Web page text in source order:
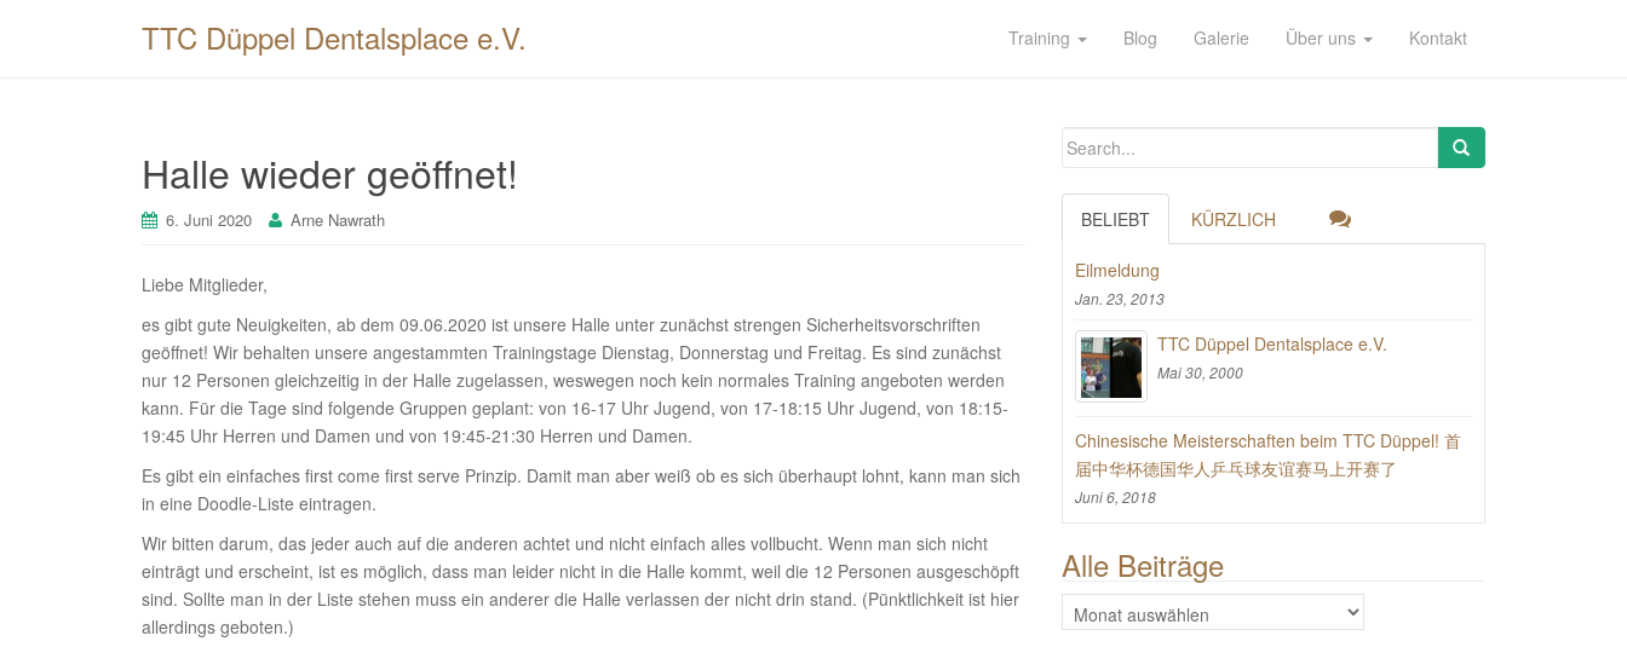
TTC Düppel Dentalsplace e.V. Training Blog Galerie Über uns Kontakt
Halle wieder geöffnet!
6. Juni 2020 Arne Nawrath
Liebe Mitglieder,
es gibt gute Neuigkeiten, ab dem 09.06.2020 ist unsere Halle unter zunächst strengen Sicherheitsvorschriften
geöffnet! Wir behalten unsere angestammten Trainingstage Dienstag, Donnerstag und Freitag. Es sind zunächst
nur 12 Personen gleichzeitig in der Halle zugelassen, weswegen noch kein normales Training angeboten werden
kann. Für die Tage sind folgende Gruppen geplant: von 16-17 Uhr Jugend, von 17-18:15 Uhr Jugend, von 18:15-
19:45 Uhr Herren und Damen und von 19:45-21:30 Herren und Damen.
Es gibt ein einfaches first come first serve Prinzip. Damit man aber weiß ob es sich überhaupt lohnt, kann man sich
in eine Doodle-Liste eintragen.
Wir bitten darum, das jeder auch auf die anderen achtet und nicht einfach alles vollbucht. Wenn man sich nicht
einträgt und erscheint, ist es möglich, dass man leider nicht in die Halle kommt, weil die 12 Personen ausgeschöpft
sind. Sollte man in der Liste stehen muss ein anderer die Halle verlassen der nicht drin stand. (Pünktlichkeit ist hier
allerdings geboten.)
BELIEBT KÜRZLICH
Eilmeldung
Jan. 23, 2013
TTC Düppel Dentalsplace e.V.
Mai 30, 2000
Chinesische Meisterschaften beim TTC Düppel! 首
届中华杯德国华人乒乓球友谊赛马上开赛了
Juni 6, 2018
Alle Beiträge
Alle
Beiträge